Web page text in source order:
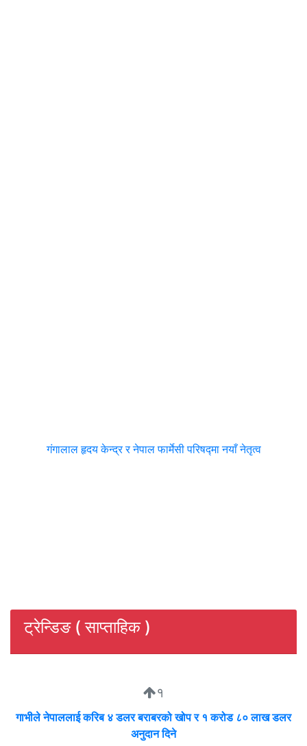
गंगालाल हृदय केन्द्र र नेपाल फार्मेसी परिषद्मा नयाँ नेतृत्व
ट्रेन्डिङ ( साप्ताहिक )
१
गाभीले नेपाललाई करिब ४ डलर बराबरको खोप र १ करोड ८० लाख डलर
अनुदान दिने